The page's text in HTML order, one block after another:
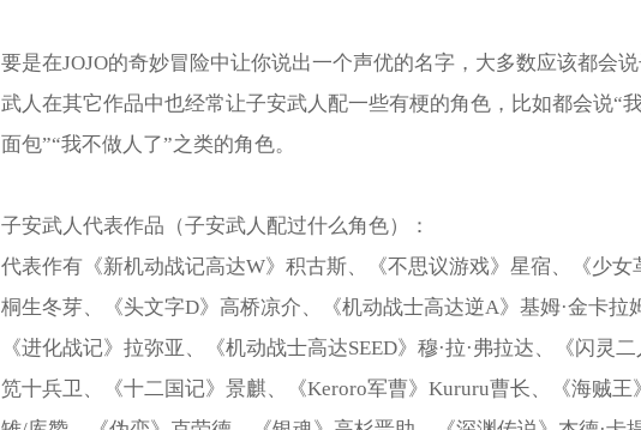
要是在JOJO的奇妙冒险中让你说出一个声优的名字，大多数应该都会
武人在其它作品中也经常让子安武人配一些有梗的角色，比如都会说“
面包”“我不做人了”之类的角色。
子安武人代表作品（子安武人配过什么角色）：
代表作有《新机动战记高达W》积古斯、《不思议游戏》星宿、《少女
桐生冬芽、《头文字D》高桥凉介、《机动战士高达逆A》基姆·金卡拉
《进化战记》拉弥亚、《机动战士高达SEED》穆·拉·弗拉达、《闪灵二
笕十兵卫、《十二国记》景麒、《Keroro军曹》Kururu曹长、《海贼王